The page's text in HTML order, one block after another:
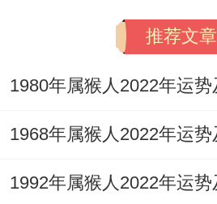
推荐文章